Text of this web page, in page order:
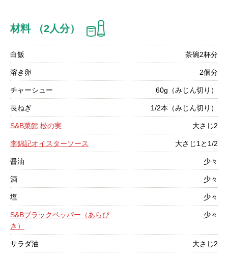
材料 （2人分）
白飯 茶碗2杯分
溶き卵 2個分
チャーシュー 60g（みじん切り）
長ねぎ 1/2本（みじん切り）
S&B菜館 松の実 大さじ2
李錦記オイスターソース 大さじ1と1/2
醤油 少々
酒 少々
塩 少々
S&Bブラックペッパー（あらび
き）
少々
サラダ油 大さじ2